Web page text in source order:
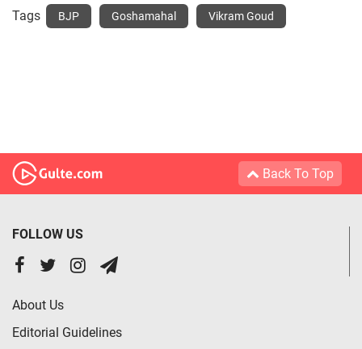
Tags BJP Goshamahal Vikram Goud
Back To Top
FOLLOW US
About Us
Editorial Guidelines